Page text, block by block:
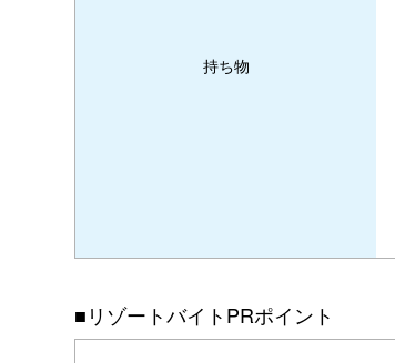
持ち物
■リゾートバイトPRポイント